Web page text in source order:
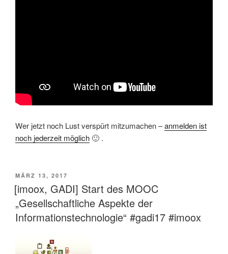
Wer jetzt noch Lust verspürt mitzumachen –anmelden ist
noch jederzeit möglich 🙂 .
VERÖFFENTLICHT
AM
MÄRZ 13, 2017
[imoox, GADI] Start des MOOC
„Gesellschaftliche Aspekte der
Informationstechnologie“ #gadi17 #imoox